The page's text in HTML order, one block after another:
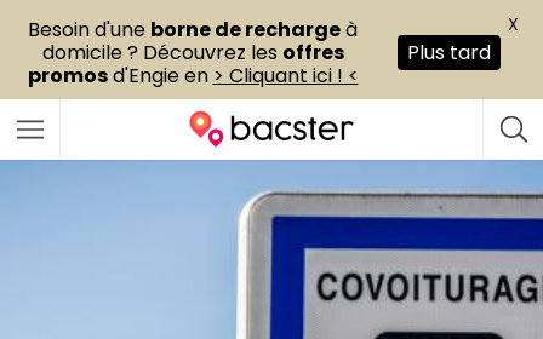
Besoin d'une borne de rechargeà
domicile ? Découvrez les offres
promosd'Engie en > Cliquant ici ! <
Plus tard
X